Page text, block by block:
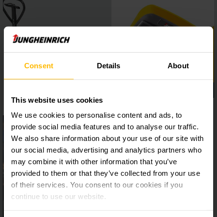
Consent Details About
This website uses cookies
We use cookies to personalise content and ads, to
provide social media features and to analyse our traffic.
We also share information about your use of our site with
our social media, advertising and analytics partners who
may combine it with other information that you’ve
provided to them or that they’ve collected from your use
of their services. You consent to our cookies if you
continue to use our website.